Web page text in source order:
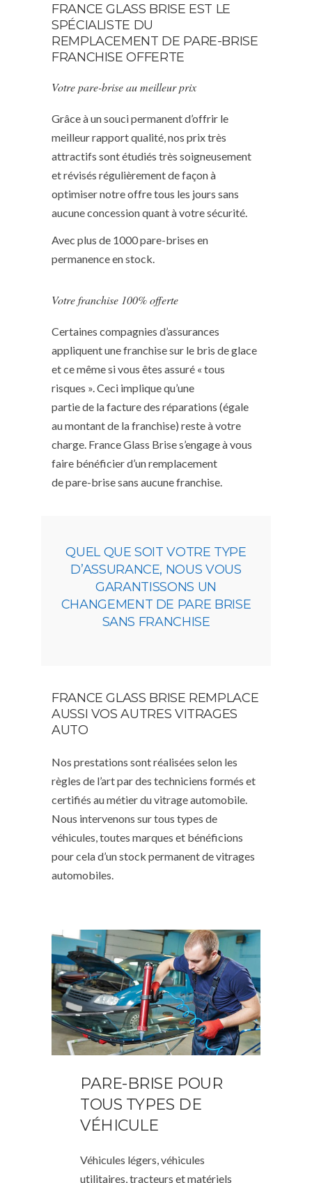
FRANCE GLASS BRISE EST LE
SPÉCIALISTE DU
REMPLACEMENT DE PARE-BRISE
FRANCHISE OFFERTE
Votre pare-brise au meilleur prix
Grâce à un souci permanent d’offrir le
meilleur rapport qualité, nos prix très
attractifs sont étudiés très soigneusement
et révisés régulièrement de façon à
optimiser notre offre tous les jours sans
aucune concession quant à votre sécurité.
Avec plus de 1000 pare-brises en
permanence en stock.
Votre franchise 100% offerte
Certaines compagnies d’assurances
appliquent une franchise sur le bris de glace
et ce même si vous êtes assuré « tous
risques ». Ceci implique qu’une
partie de la facture des réparations (égale
au montant de la franchise) reste à votre
charge. France Glass Brise s’engage à vous
faire bénéficier d’un remplacement
de pare-brise sans aucune franchise.
QUEL QUE SOIT VOTRE TYPE
D’ASSURANCE, NOUS VOUS
GARANTISSONS UN
CHANGEMENT DE PARE BRISE
SANS FRANCHISE
FRANCE GLASS BRISE REMPLACE
AUSSI VOS AUTRES VITRAGES
AUTO
Nos prestations sont réalisées selon les
règles de l’art par des techniciens formés et
certifiés au métier du vitrage automobile.
Nous intervenons sur tous types de
véhicules, toutes marques et bénéficions
pour cela d’un stock permanent de vitrages
automobiles.
PARE-BRISE POUR
TOUS TYPES DE
VÉHICULE
Véhicules légers, véhicules
utilitaires, tracteurs et matériels